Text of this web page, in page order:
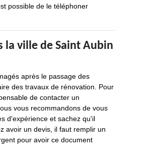
possible de le téléphoner
la ville de Saint Aubin
après le passage des
des travaux de rénovation. Pour
de contacter un
vous recommandons de vous
d'expérience et sachez qu'il
avoir un devis, il faut remplir un
pour avoir ce document